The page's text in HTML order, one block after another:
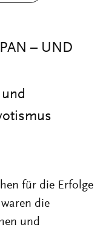
– UND
für die Erfolge
die
und